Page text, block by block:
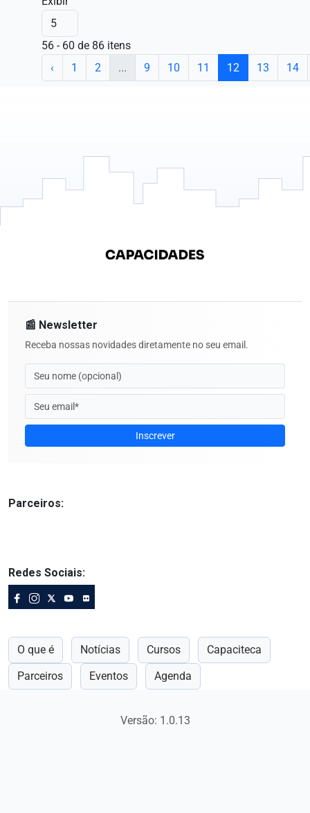
56 - 60 de 86 itens
‹
1 2 ... 9 10 11 12 13 14
📰 Newsletter
Receba nossas novidades diretamente no seu email.
Inscrever
Parceiros:
Redes Sociais:
O que é Notícias Cursos
Capaciteca
Parceiros
Eventos Agenda
Versão: 1.0.13